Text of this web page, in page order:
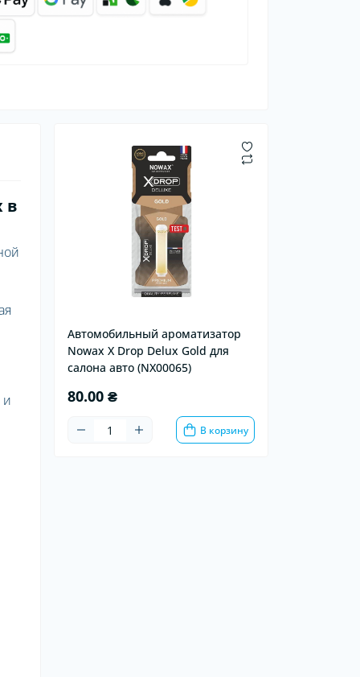
Автомобильный ароматизатор
Nowax X Drop Delux Gold для
салона авто (NX00065)
80.00 ₴
В корзину
в
и